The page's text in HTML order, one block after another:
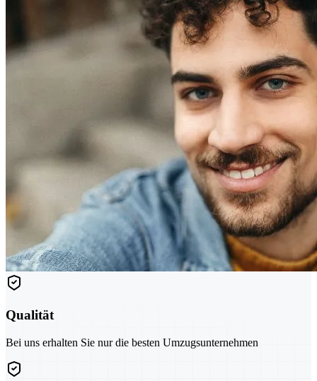
Qualität
Bei uns erhalten Sie nur die besten Umzugsunternehmen